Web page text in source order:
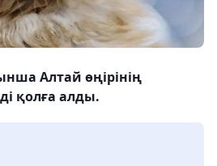
Алтай өңірінің
қолға алды.